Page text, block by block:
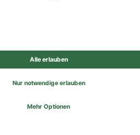
Group - All rights reserved